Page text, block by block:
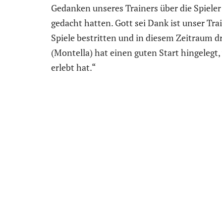
Gedanken unseres Trainers über die
gedacht hatten. Gott sei Dank ist unser
Spiele bestritten und in diesem Zeitraum
(Montella) hat einen guten Start
erlebt hat.“